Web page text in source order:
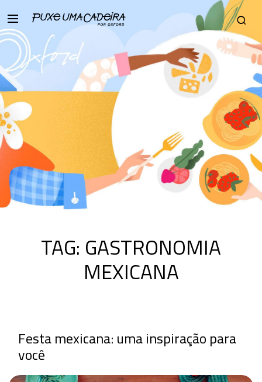
TAG: GASTRONOMIA
MEXICANA
Festa mexicana: uma inspiração para
você